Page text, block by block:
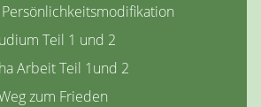
Teil 1 und 2
Arbeit Teil 1und 2
zum Frieden